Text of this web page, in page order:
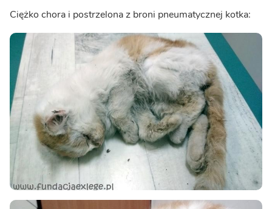
Ciężko chora i postrzelona z broni pneumatycznej kotka: